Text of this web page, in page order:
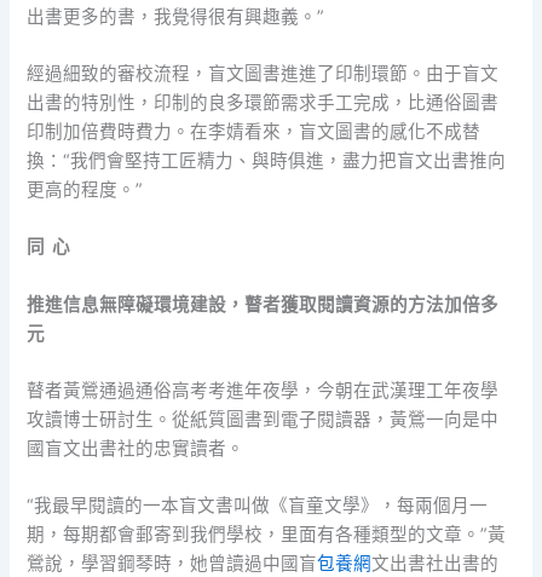
出書更多的書，我覺得很有興趣義。”
經過細致的審校流程，盲文圖書進進了印制環節。由于盲文
出書的特別性，印制的良多環節需求手工完成，比通俗圖書
印制加倍費時費力。在李婧看來，盲文圖書的感化不成替
換：“我們會堅持工匠精力、與時俱進，盡力把盲文出書推向
更高的程度。”
同 心
推進信息無障礙環境建設，瞽者獲取閱讀資源的方法加倍多
元
瞽者黃鶯通過通俗高考考進年夜學，今朝在武漢理工年夜學
攻讀博士研討生。從紙質圖書到電子閱讀器，黃鶯一向是中
國盲文出書社的忠實讀者。
“我最早閱讀的一本盲文書叫做《盲童文學》，每兩個月一
期，每期都會郵寄到我們學校，里面有各種類型的文章。”黃
鶯說，學習鋼琴時，她曾讀過中國盲包養網文出書社出書的